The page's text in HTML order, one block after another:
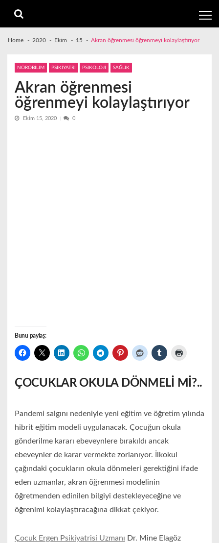
navigation
content
Home 2020 Ekim 15 Akran öğrenmesi öğrenmeyi kolaylaştırıyor
NÖROBİLİM PSİKİYATRİ PSİKOLOJİ SAĞLIK
Akran öğrenmesi
öğrenmeyi kolaylaştırıyor
Ekim 15, 2020 0
Bunu paylaş:
ÇOCUKLAR OKULA DÖNMELİ Mİ?..
Pandemi salgını nedeniyle yeni eğitim ve öğretim yılında
hibrit eğitim modeli uygulanacak. Çocuğun okula
gönderilme kararı ebeveynlere bırakıldı ancak
ebeveynler de karar vermekte zorlanıyor. İlkokul
çağındaki çocukların okula dönmeleri gerektiğini ifade
eden uzmanlar, akran öğrenmesi modelinin
öğretmenden edinilen bilgiyi destekleyeceğine ve
öğrenimi kolaylaştıracağına dikkat çekiyor.
Çocuk Ergen Psikiyatrisi Uzmanı Dr. Mine Elagöz